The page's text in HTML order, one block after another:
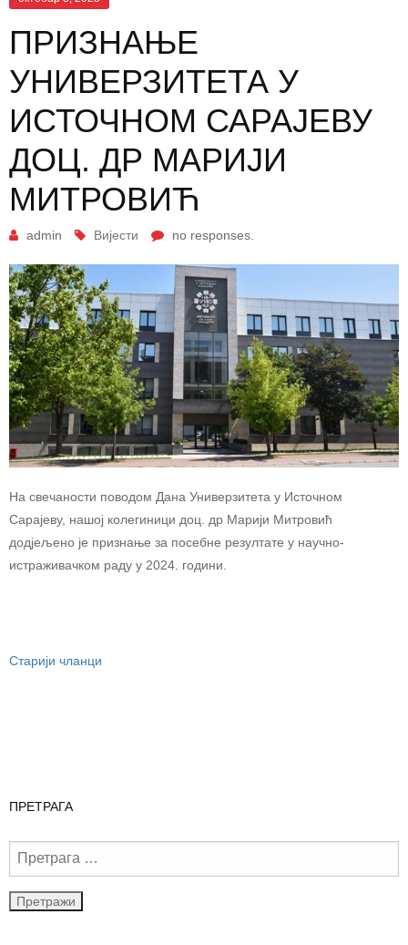
ПРИЗНАЊЕ
УНИВЕРЗИТЕТА У
ИСТОЧНОМ САРАЈЕВУ
ДОЦ. ДР МАРИЈИ
МИТРОВИЋ
admin Вијести no responses.
На свечаности поводом Дана Универзитета у Источном
Сарајеву, нашој колегиници доц. др Марији Митровић
додјељено је признање за посебне резултате у научно-
истраживачком раду у 2024. години.
Старији чланци
ПРЕТРАГА